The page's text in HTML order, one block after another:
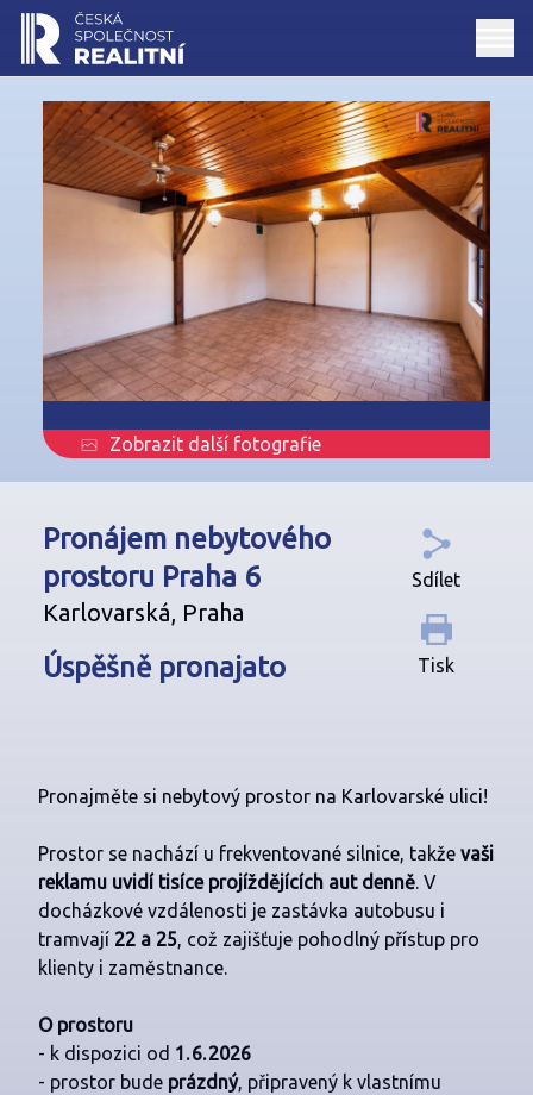
Zobrazit další fotografie
Pronájem nebytového
prostoru Praha 6
Karlovarská, Praha
Úspěšně pronajato
Sdílet
Tisk
Pronajměte si nebytový prostor na Karlovarské ulici!
Prostor se nachází u frekventované silnice, takže vaši
reklamu uvidí tisíce projíždějících aut denně. V
docházkové vzdálenosti je zastávka autobusu i
tramvají 22 a 25, což zajišťuje pohodlný přístup pro
klienty i zaměstnance.
O prostoru
- k dispozici od 1. 6. 2026
- prostor bude prázdný, připravený k vlastnímu